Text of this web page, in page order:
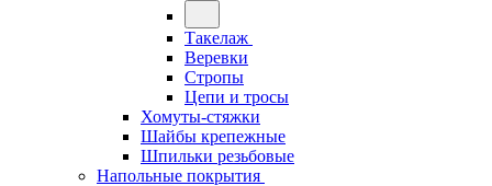
Такелаж
Веревки
Стропы
Цепи и тросы
Хомуты-стяжки
Шайбы крепежные
Шпильки резьбовые
Напольные покрытия